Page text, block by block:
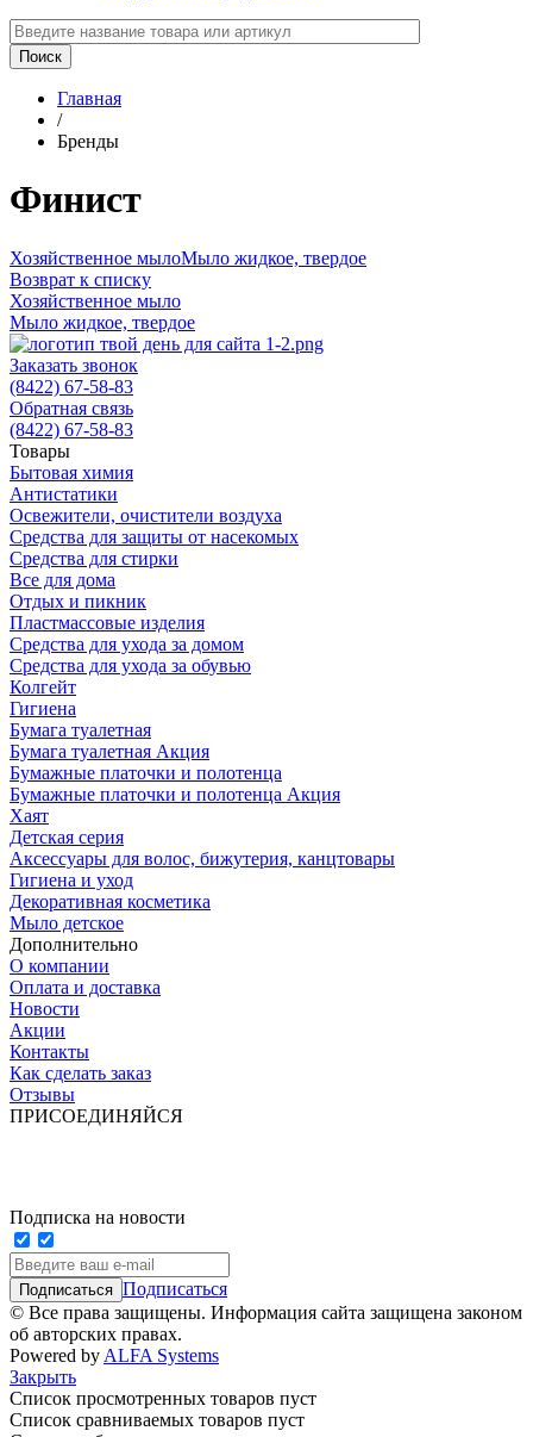
Главная
/
Бренды
Финист
Хозяйственное мылоМыло жидкое, твердое
Возврат к списку
Хозяйственное мыло
Мыло жидкое, твердое
Заказать звонок
(8422) 67-58-83
Обратная связь
(8422) 67-58-83
Товары
Бытовая химия
Антистатики
Освежители, очистители воздуха
Средства для защиты от насекомых
Средства для стирки
Все для дома
Отдых и пикник
Пластмассовые изделия
Средства для ухода за домом
Средства для ухода за обувью
Колгейт
Гигиена
Бумага туалетная
Бумага туалетная Акция
Бумажные платочки и полотенца
Бумажные платочки и полотенца Акция
Хаят
Детская серия
Аксессуары для волос, бижутерия, канцтовары
Гигиена и уход
Декоративная косметика
Мыло детское
Дополнительно
О компании
Оплата и доставка
Новости
Акции
Контакты
Как сделать заказ
Отзывы
ПРИСОЕДИНЯЙСЯ
Подписка на новости
Подписаться
© Все права защищены. Информация сайта защищена законом
об авторских правах.
Powered by ALFA Systems
Закрыть
Список просмотренных товаров пуст
Список сравниваемых товаров пуст